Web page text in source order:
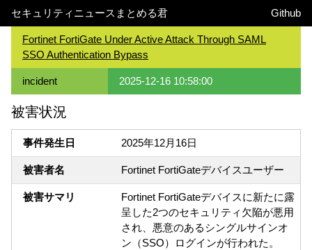
セキュリティニュースまとめる君 Github
Fortinet FortiGate Under Active Attack Through SAML
SSO Authentication Bypass
incident 2025-12-16 10:58:00
被害状況
事件発生日 2025年12月16日
被害者名 Fortinet FortiGateデバイスユーザー
被害サマリ
Fortinet FortiGateデバイスに新たに露
呈した2つのセキュリティ欠陥が悪用
され、悪意のあるシングルサインオ
ン（SSO）ログインが行われた。